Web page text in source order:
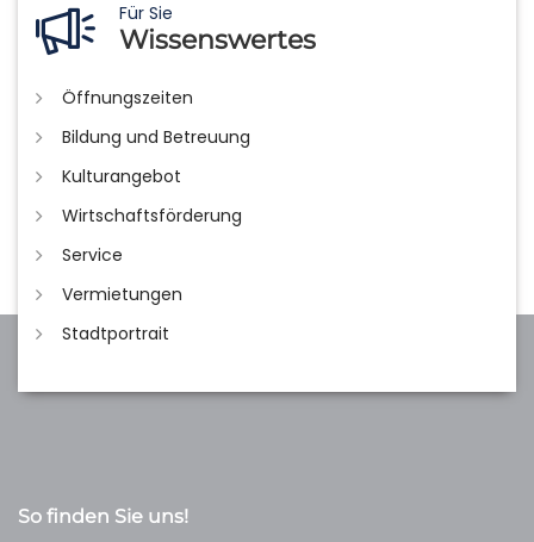
Für Sie
Wissenswertes
Öffnungszeiten
Bildung und Betreuung
Kulturangebot
Wirtschaftsförderung
Service
Vermietungen
Stadtportrait
So finden Sie uns!